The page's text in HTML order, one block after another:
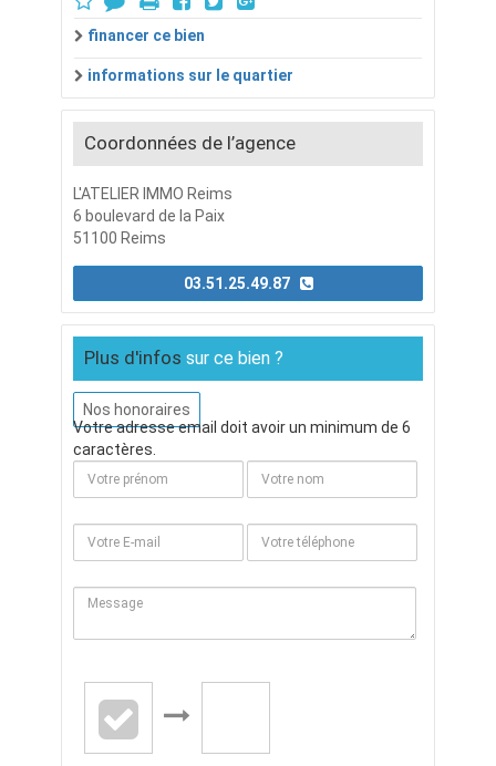
financer ce bien
informations sur le quartier
Coordonnées de l’agence
L'ATELIER IMMO Reims
6 boulevard de la Paix
51100 Reims
Plus d'infos sur ce bien ?
Nos honoraires
Votre adresse email doit avoir un minimum de 6
caractères.